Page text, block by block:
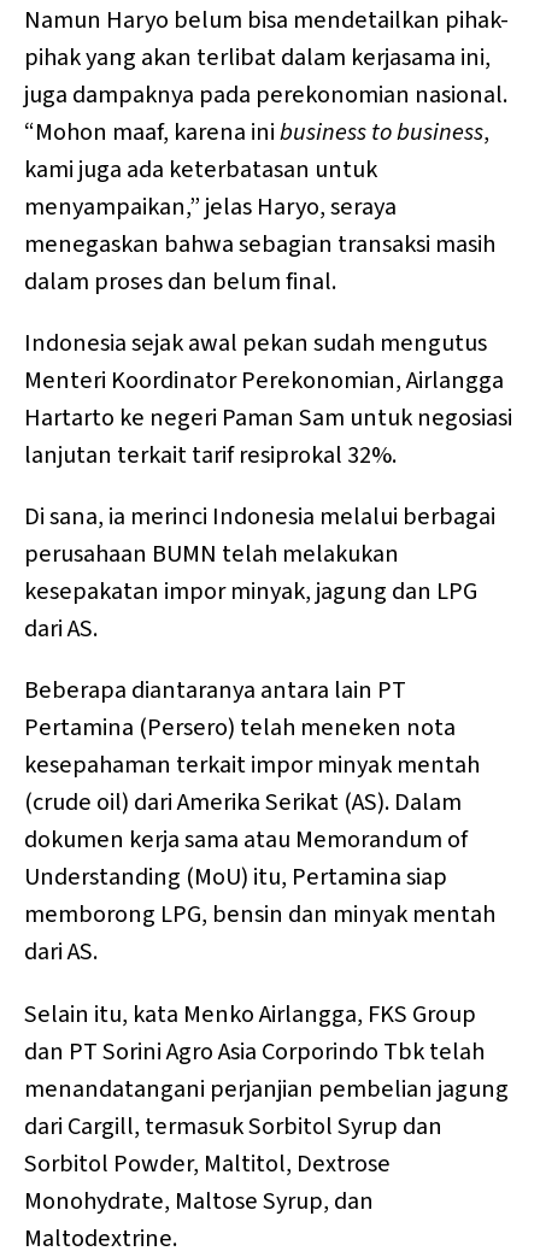
Namun Haryo belum bisa mendetailkan pihak-
pihak yang akan terlibat dalam kerjasama ini,
juga dampaknya pada perekonomian nasional.
“Mohon maaf, karena inibusiness to business,
kami juga ada keterbatasan untuk
menyampaikan,” jelas Haryo, seraya
menegaskan bahwa sebagian transaksi masih
dalam proses dan belum final.
Indonesia sejak awal pekan sudah mengutus
Menteri Koordinator Perekonomian, Airlangga
Hartarto ke negeri Paman Sam untuk negosiasi
lanjutan terkait tarif resiprokal 32%.
Di sana, ia merinci Indonesia melalui berbagai
perusahaan BUMN telah melakukan
kesepakatan impor minyak, jagung dan LPG
dari AS.
Beberapa diantaranya antara lain PT
Pertamina (Persero) telah meneken nota
kesepahaman terkait impor minyak mentah
(crude oil) dari Amerika Serikat (AS). Dalam
dokumen kerja sama atau Memorandum of
Understanding (MoU) itu, Pertamina siap
memborong LPG, bensin dan minyak mentah
dari AS.
Selain itu, kata Menko Airlangga, FKS Group
dan PT Sorini Agro Asia Corporindo Tbk telah
menandatangani perjanjian pembelian jagung
dari Cargill, termasuk Sorbitol Syrup dan
Sorbitol Powder, Maltitol, Dextrose
Monohydrate, Maltose Syrup, dan
Maltodextrine.